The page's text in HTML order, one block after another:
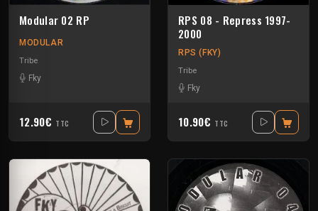
Modular 02 RP
MODULAR
Tribe
Fky
12.90€ TTC
RPS 08 - Repress 1997-
2000
RPS (FKY)
Tribe
Fky
10.90€ TTC